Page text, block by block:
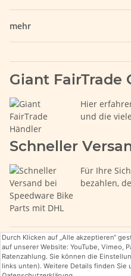
mehr
Giant FairTrade
Hier
und die
Schneller
Für Ihre
bezahlen,
Durch Klicken auf „Alle akzeptieren“
auf unserer Website: YouTube, Vimeo,
Ratenzahlung. Sie können die
links unten). Weitere Details finden Sie